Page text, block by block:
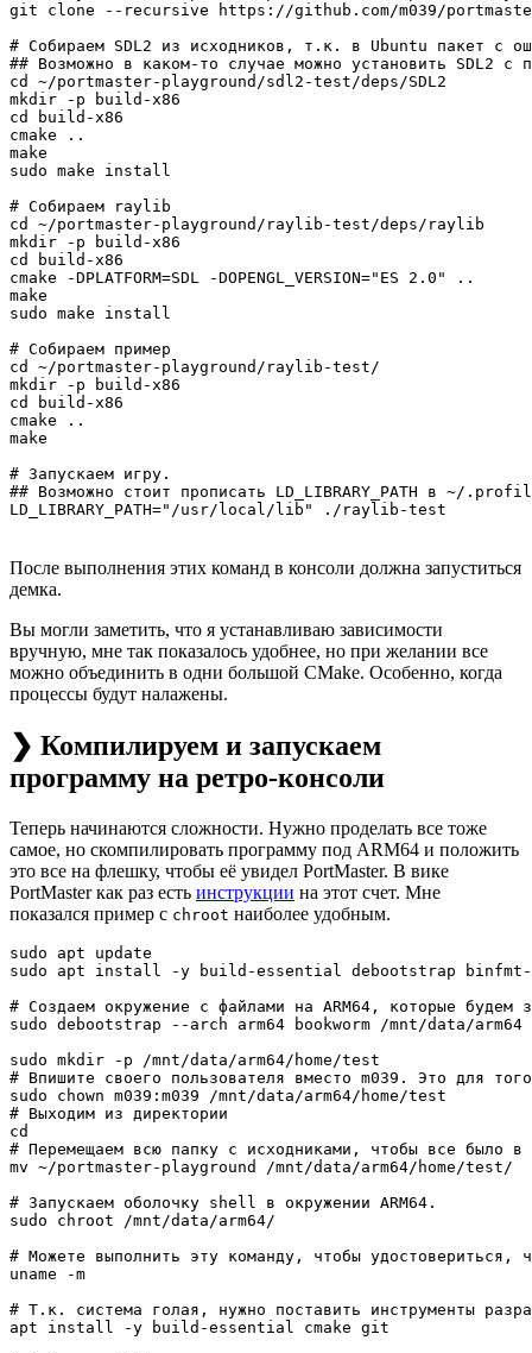
git clone --recursive https://github.com/m039/
# Собираем SDL2 из исходников, т.к. в Ubuntu пакет с
## Возможно в каком-то случае можно установить SDL2
cd ~/portmaster-playground/sdl2-test/deps/SDL2
mkdir -p build-x86
cd build-x86
cmake ..
make
sudo make install
# Собираем raylib
cd ~/portmaster-playground/raylib-test/deps/raylib
mkdir -p build-x86
cd build-x86
cmake -DPLATFORM=SDL -DOPENGL_VERSION="ES 2.0" ..
make
sudo make install
# Собираем пример
cd ~/portmaster-playground/raylib-test/
mkdir -p build-x86
cd build-x86
cmake ..
make
# Запускаем игру.
## Возможно стоит прописать LD_LIBRARY_PATH в ~/
LD_LIBRARY_PATH="/usr/local/lib" ./raylib-test
После выполнения этих команд в консоли должна запуститься
демка.
Вы могли заметить, что я устанавливаю зависимости
вручную, мне так показалось удобнее, но при желании все
можно объединить в одни большой CMake. Особенно, когда
процессы будут налажены.
❯ Компилируем и запускаем
программу на ретро-консоли
Теперь начинаются сложности. Нужно проделать все тоже
самое, но скомпилировать программу под ARM64 и положить
это все на флешку, чтобы её увидел PortMaster. В вике
PortMaster как раз есть инструкции на этот счет. Мне
показался пример с chroot наиболее удобным.
sudo apt update
sudo apt install -y build-essential debootstrap binfmt-
# Создаем окружение с файлами на ARM64, которые будем
sudo debootstrap --arch arm64 bookworm /mnt/data/
sudo mkdir -p /mnt/data/arm64/home/test
# Впишите своего пользователя вместо m039. Это для
sudo chown m039:m039 /mnt/data/arm64/home/test
# Выходим из директории
cd
# Перемещаем всю папку с исходниками, чтобы все было в
mv ~/portmaster-playground /mnt/data/arm64/home/test/
# Запускаем оболочку shell в окружении ARM64.
sudo chroot /mnt/data/arm64/
# Можете выполнить эту команду, чтобы удостовериться,
uname -m
# Т.к. система голая, нужно поставить инструменты
apt install -y build-essential cmake git